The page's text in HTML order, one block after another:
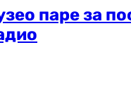
паре за